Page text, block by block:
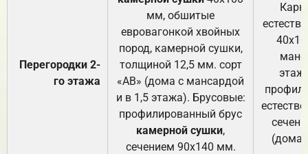
Перегородки 2-
го этажа
мм, обшитые
евровагонкой хвойных
пород, камерной сушки,
толщиной 12,5 мм. сорт
«АВ» (дома с мансардой
и в 1,5 этажа). Брусовые:
профилированный брус
камерной сушки,
сечением 90х140 мм.
(дома